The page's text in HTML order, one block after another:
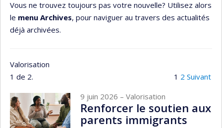
Vous ne trouvez toujours pas votre nouvelle? Utilisez alors
le menu Archives, pour naviguer au travers des actualités
déjà archivées.
Valorisation
1 de 2.
1 2 Suivant
9 juin 2026 – Valorisation
Renforcer le soutien aux
parents immigrants